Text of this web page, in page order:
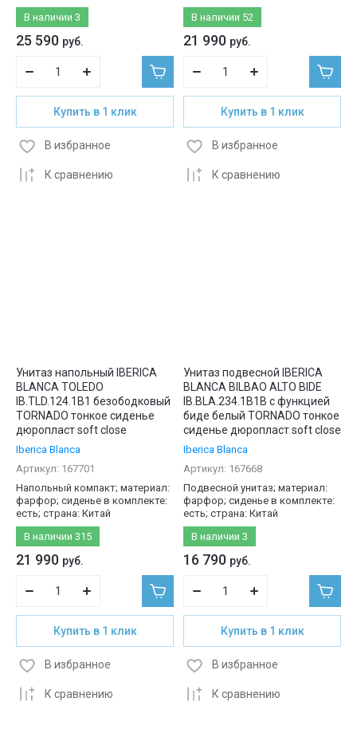
В наличии 3
25 590 руб.
Купить в 1 клик
К сравнению
В избранное
В наличии 52
21 990 руб.
Купить в 1 клик
К сравнению
В избранное
Унитаз напольный IBERICA
BLANCA TOLEDO
IB.TLD.124.1B1 безободковый
TORNADO тонкое сиденье
дюропласт soft close
Iberica Blanca
Артикул: 167701
Напольный компакт; материал:
фарфор; сиденье в комплекте:
есть; страна: Китай
В наличии 315
21 990 руб.
Купить в 1 клик
К сравнению
В избранное
Унитаз подвесной IBERICA
BLANCA BILBAO ALTO BIDE
IB.BLA.234.1B1B с функцией
биде белый TORNADO тонкое
сиденье дюропласт soft close
Iberica Blanca
Артикул: 167668
Подвесной унитаз; материал:
фарфор; сиденье в комплекте:
есть; страна: Китай
В наличии 3
16 790 руб.
Купить в 1 клик
К сравнению
В избранное